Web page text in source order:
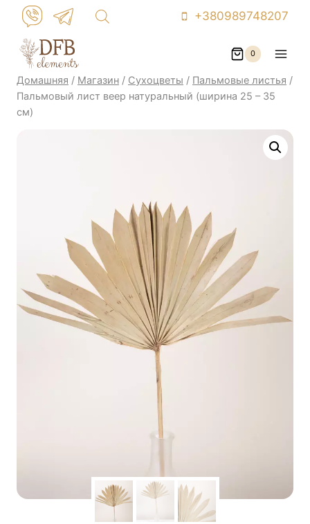
Перейти
контенту
+380989748207
0
Домашняя / Магазин / Сухоцветы / Пальмовые листья /
Пальмовый лист веер натуральный (ширина 25 – 35
см)